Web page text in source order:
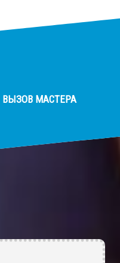
ВЫЗОВ МАСТЕРА